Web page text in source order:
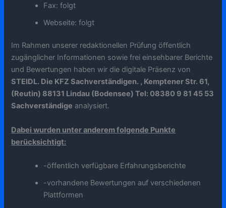
Fax: folgt
Webseite: folgt
Im Rahmen unserer redaktionellen Prüfung öffentlich
zugänglicher Informationen sowie frei einsehbarer Berichte
und Bewertungen haben wir die digitale Präsenz von
STEIDL. Die KFZ Sachverständigen. , Kemptener Str. 61,
(Reutin) 88131 Lindau (Bodensee) Tel: 08380 9 81 45 53
Sachverständige analysiert.
Dabei wurden unter anderem folgende Punkte
berücksichtigt:
-öffentlich verfügbare Erfahrungsberichte
-vorhandene Bewertungen auf verschiedenen
Plattformen